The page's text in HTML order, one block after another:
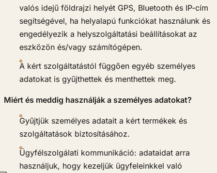
valós idejű földrajzi helyét GPS, Bluetooth és IP-cím
segítségével, ha helyalapú funkciókat használunk és
engedélyezik a helyszolgáltatási beállításokat az
eszközön és/vagy számítógépen.
A kért szolgáltatástól függően egyéb személyes
adatokat is gyűjthettek és menthettek meg.
Miért és meddig használják a személyes adatokat?
Gyűjtjük személyes adatait a kért termékek és
szolgáltatások biztosításához.
Ügyfélszolgálati kommunikáció: adataidat arra
használjuk, hogy kezeljük ügyfeleinkkel való